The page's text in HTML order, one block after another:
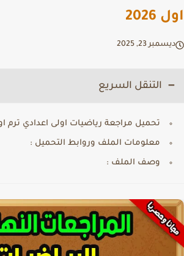
23, 2025
التنقل السريع
تحميل مراجعة رياضيات اولى اعدادي ترم اول 2026
معلومات الملف وروابط التحميل :
وصف الملف :